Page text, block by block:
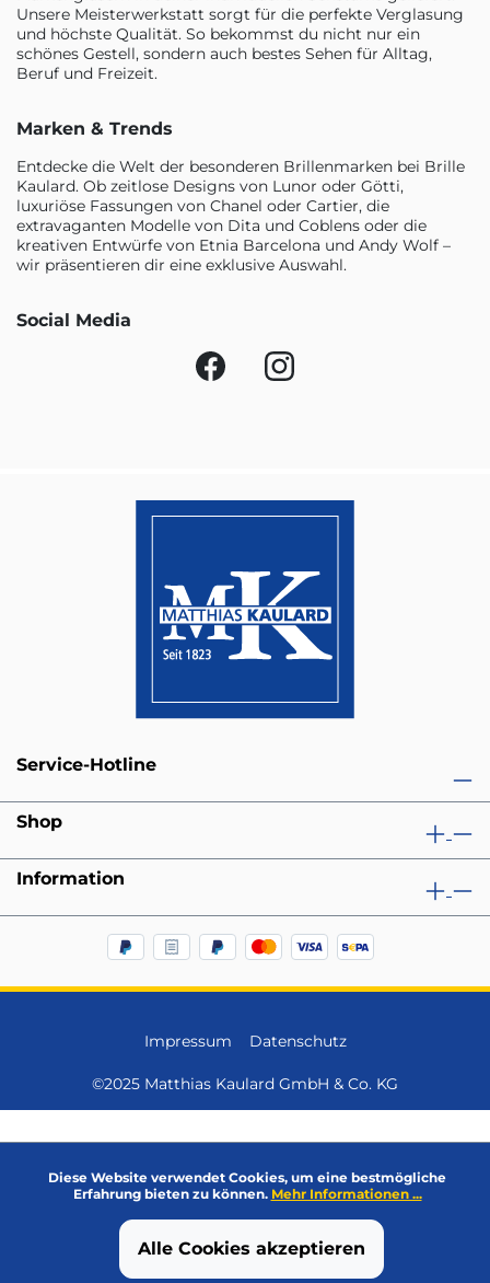
Unsere Meisterwerkstatt sorgt für die perfekte Verglasung
und höchste Qualität. So bekommst du nicht nur ein
schönes Gestell, sondern auch bestes Sehen für Alltag,
Beruf und Freizeit.
Marken & Trends
Entdecke die Welt der besonderen Brillenmarken bei Brille
Kaulard. Ob zeitlose Designs von Lunor oder Götti,
luxuriöse Fassungen von Chanel oder Cartier, die
extravaganten Modelle von Dita und Coblens oder die
kreativen Entwürfe von Etnia Barcelona und Andy Wolf –
wir präsentieren dir eine exklusive Auswahl.
Social Media
Service-Hotline
Shop
Information
Impressum Datenschutz
©2025 Matthias Kaulard GmbH & Co. KG
Diese Website verwendet Cookies, um eine bestmögliche
Erfahrung bieten zu können. Mehr Informationen ...
Alle Cookies akzeptieren